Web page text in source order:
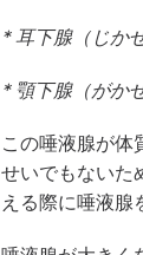
* 耳下腺（じか
* 顎下腺（がか
この唾液腺が体
せいでもないた
える際に唾液腺